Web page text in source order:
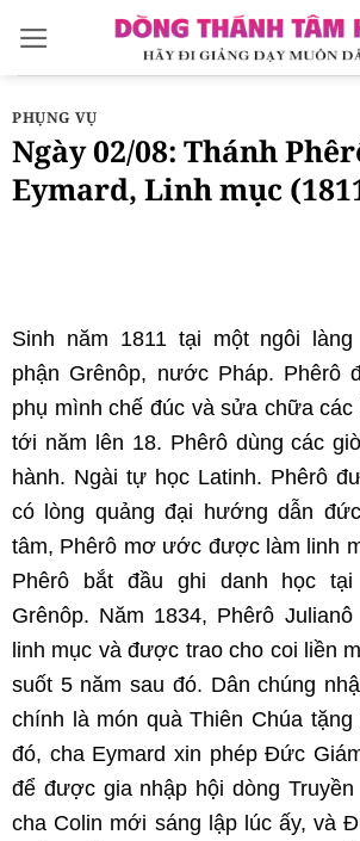
qua
nội
dung
PHỤNG VỤ
Ngày 02/08: Thánh
Eymard, Linh mục
Sinh năm 1811 tại một ngôi
phận Grênôp, nước Pháp. Phêrô
phụ mình chế đúc và sửa chữa
tới năm lên 18. Phêrô dùng các
hành. Ngài tự học Latinh. Phêrô
có lòng quảng đại hướng dẫn
tâm, Phêrô mơ ước được làm linh
Phêrô bắt đầu ghi danh học
Grênôp. Năm 1834, Phêrô
linh mục và được trao cho coi liền
suốt 5 năm sau đó. Dân chúng
chính là món quà Thiên Chúa
đó, cha Eymard xin phép Đức
để được gia nhập hội dòng
cha Colin mới sáng lập lúc ấy, và